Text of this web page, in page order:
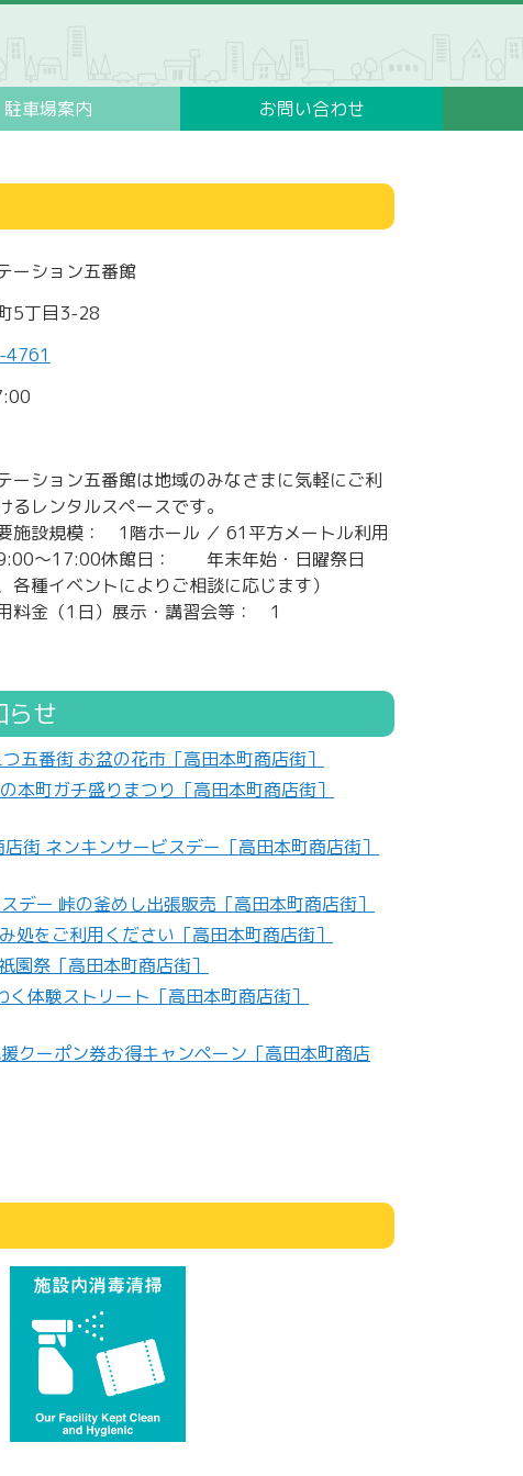
駐車場案内 お問い合わせ
ーション五番館
5丁目3-28
ーション五番館は地域のみなさまに気軽にご利
るレンタルスペースです。
施設規模： 1階ホール ／ 61平方メートル利用
～17:00休館日： 年末年始・日曜祭日
各種イベントによりご相談に応じます）
料金（1日）展示・講習会等： 1
らせ
五番街 お盆の花市［高田本町商店街］
本町ガチ盛りまつり［高田本町商店街］
街 ネンキンサービスデー［高田本町商店街］
デー 峠の釜めし出張販売［高田本町商店街］
処をご利用ください［高田本町商店街］
園祭［高田本町商店街］
く体験ストリート［高田本町商店街］
クーポン券お得キャンペーン［高田本町商店